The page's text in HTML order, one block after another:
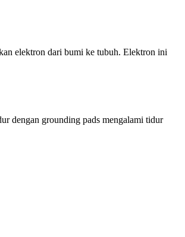
elektron dari bumi ke tubuh. Elektron ini
dengan grounding pads mengalami tidur